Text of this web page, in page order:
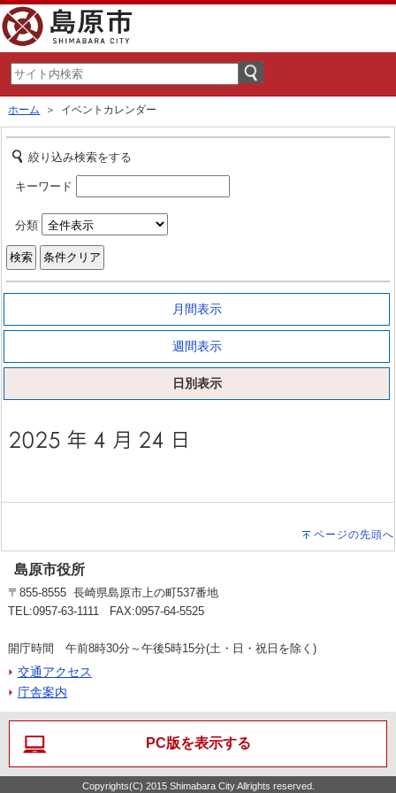
ホーム ＞ イベントカレンダー
絞り込み検索をする
キーワード
分類
月間表示
週間表示
日別表示
ページの先頭へ
島原市役所
〒855-8555 長崎県島原市上の町537番地
TEL:0957-63-1111 FAX:0957-64-5525
開庁時間 午前8時30分～午後5時15分(土・日・祝日を除く)
交通アクセス
庁舎案内
PC版を表示する
Copyrights(C) 2015 Shimabara City Allrights reserved.